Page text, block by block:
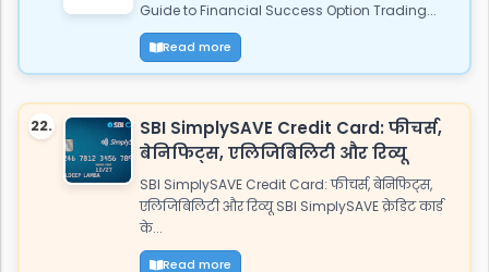
Guide to Financial Success Option Trading...
Read more
22.
SBI SimplySAVE Credit Card: फीचर्स,
बेनिफिट्स, एलिजिबिलिटी और रिव्यू
SBI SimplySAVE Credit Card: फीचर्स, बेनिफिट्स,
एलिजिबिलिटी और रिव्यू SBI SimplySAVE क्रेडिट कार्ड
के...
Read more